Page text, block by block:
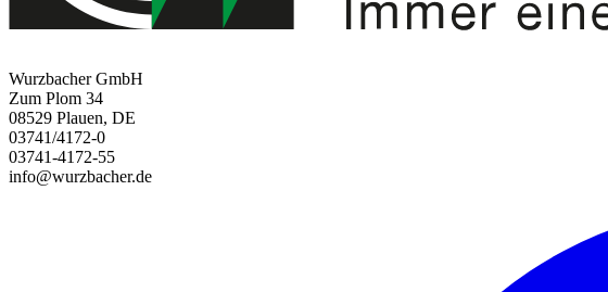
Wurzbacher GmbH
Zum Plom 34
08529 Plauen, DE
03741/4172-0
03741-4172-55
info@wurzbacher.de